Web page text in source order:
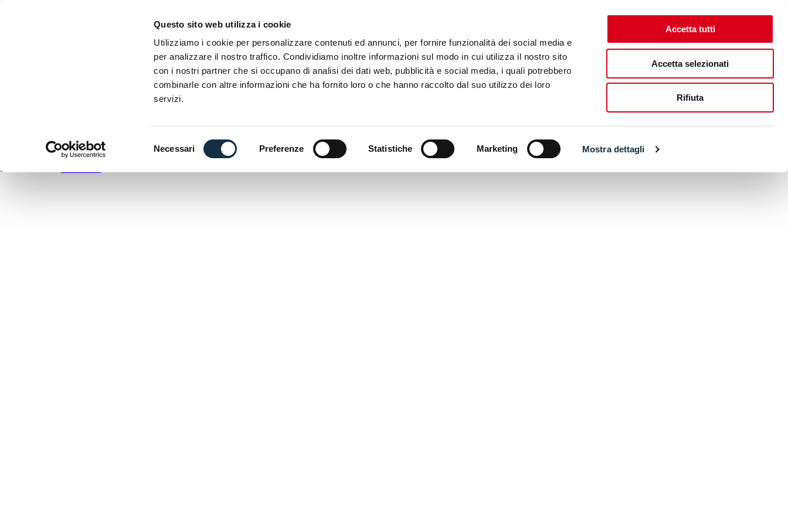
Questo sito web utilizza i cookie
Utilizziamo i cookie per personalizzare contenuti ed annunci, per fornire funzionalità dei social media e
per analizzare il nostro traffico. Condividiamo inoltre informazioni sul modo in cui utilizza il nostro sito
con i nostri partner che si occupano di analisi dei dati web, pubblicità e social media, i quali potrebbero
combinarle con altre informazioni che ha fornito loro o che hanno raccolto dal suo utilizzo dei loro
servizi.
Necessari Preferenze Statistiche Marketing Mostra dettagli
Accetta tutti
Accetta selezionati
Rifiuta
Esposizione internazionale delle due ruote
INAUGURAZIONE - 13
Dimensione: 377.67 KB
Creata: 17-08-2023
Aggiornato: 17-08-2023
EICMA utilizza